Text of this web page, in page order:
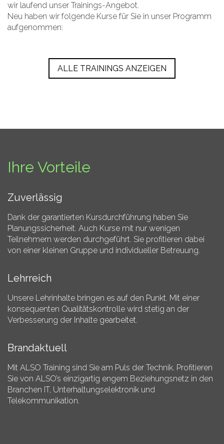
wir laufend unser Trainings-Angebot.
Neu haben wir folgende Kurse für Sie in unser Programm
aufgenommen:
ALLE TRAININGS ANZEIGEN
Ihre Vorteile
Zuverlässig
Dank der garantierten Kursdurchführung haben Sie
Planungssicherheit. Auch Kurse mit nur wenigen
Teilnehmern werden durchgeführt. Sie profitieren dabei
von einer kleinen Gruppe und individueller Betreuung.
Lehrreich
Unsere Lehrinhalte bringen es auf den Punkt. Mit einer
konsequenten Qualitätskontrolle wird stetig an der
Verbesserung der Inhalte gearbeitet.
Brandaktuell
Mit ALSO Training sind Sie am Puls der Technik. Profitieren
Sie von ALSO’s einzigartig engem Beziehungsnetz in den
Branchen IT, Unterhaltungselektronik und
Telekommunikation.